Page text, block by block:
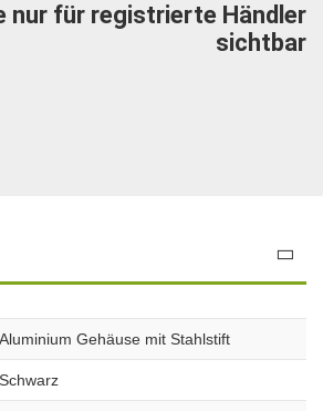
nur für registrierte Händler
sichtbar
Aluminium Gehäuse mit Stahlstift
Schwarz